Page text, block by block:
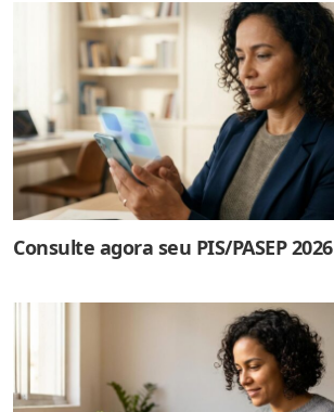
Consulte agora seu PIS/PASEP 2026